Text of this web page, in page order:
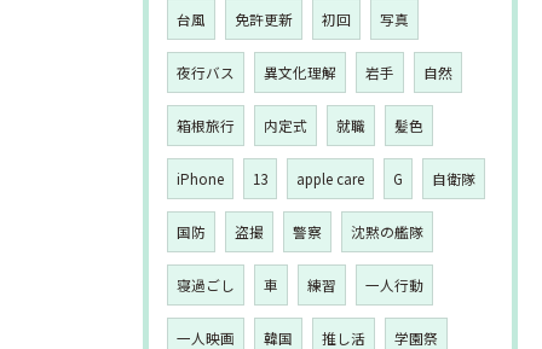
台風 免許更新 初回 写真
夜行バス 異文化理解 岩手 自然
箱根旅行 内定式 就職 髪色
iPhone 13 apple care G 自衛隊
国防 盗撮 警察 沈黙の艦隊
寝過ごし 車 練習 一人行動
一人映画 韓国 推し活 学園祭